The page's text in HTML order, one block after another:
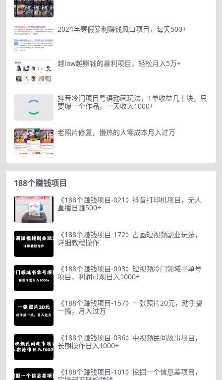
2024年寒假暴利赚钱风口项目，每天500+
越low越赚钱的暴利项目，轻松月入5万+
抖音冷门项目粤语动画玩法，1单收益几十块，只
要爆一个作品，一天收入1000+
老照片修复，慢热的人零成本月入过万
188个赚钱项目
《188个赚钱项目-021》抖音打印机项目，无人
直播日赚500+
《188个赚钱项目-172》古画短视频副业玩法，
详细教程操作
《188个赚钱项目-093》短视频冷门领域书单号
项目，利润可观日入1000+
《188个赚钱项目-157》一张照片20元，动手搞
一搞，月入过万
《188个赚钱项目-036》中视频民间故事项目，
长期操作日入1000+
《188个赚钱项目-101》挖掘一个信息差项目，